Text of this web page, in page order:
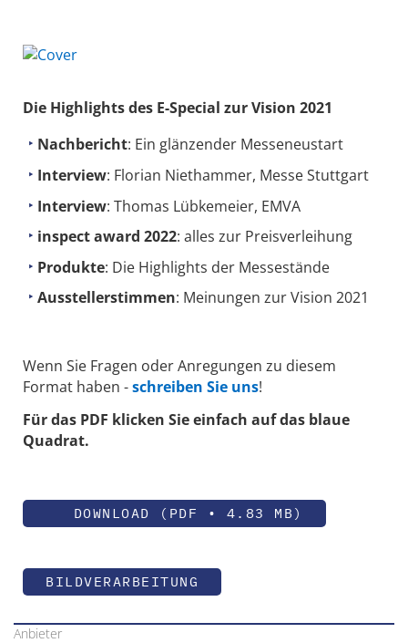
Die Highlights des E-Special zur Vision 2021
Nachbericht: Ein glänzender Messeneustart
Interview: Florian Niethammer, Messe Stuttgart
Interview: Thomas Lübkemeier, EMVA
inspect award 2022: alles zur Preisverleihung
Produkte: Die Highlights der Messestände
Ausstellerstimmen: Meinungen zur Vision 2021
Wenn Sie Fragen oder Anregungen zu diesem
Format haben -schreiben Sie uns!
Für das PDF klicken Sie einfach auf das blaue
Quadrat.
DOWNLOAD (PDF • 4.83 MB)
BILDVERARBEITUNG
Anbieter